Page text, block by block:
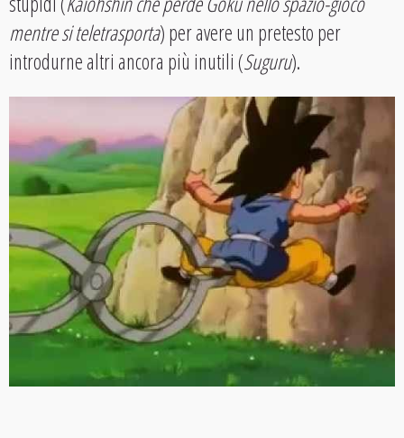
mentre si teletrasporta) per avere un pretesto per
introdurne altri ancora più inutili (Suguru).